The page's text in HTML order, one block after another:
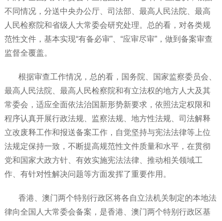
不同情况，分送中央办公厅、司法部、最高人民法院、最高
人民检察院和省级人大常委会研究处理。总的看，对各类规
范性文件，基本实现“有备必审”、“应审尽审”，做到备案审查
监督全覆盖。
根据审查工作情况，总的看，国务院、国家监察委员会、
最高人民法院、最高人民检察院和有立法权的地方人大及其
常委会，适应全面依法治国新形势新要求，依照法定权限和
程序认真开展行政法规、监察法规、地方性法规、司法解释
立改废释工作和报送备案工作，自觉坚持与宪法法律等上位
法规定保持一致，不断提高规范性文件质量和水平，在贯彻
党和国家大政方针、有效实施宪法法律、推动相关领域工
作、有针对性解决问题等方面发挥了重要作用。
香港、澳门两个特别行政区将各自立法机关制定的本地法
律向全国人大常委会备案，是香港、澳门两个特别行政区基